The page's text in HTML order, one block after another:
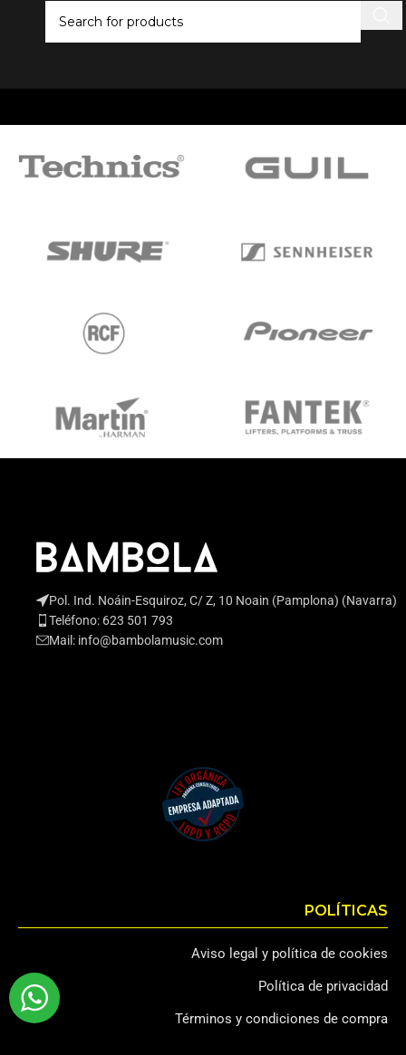
Pol. Ind. Noáin-Esquiroz, C/ Z, 10 Noain (Pamplona) (Navarra)
Teléfono: 623 501 793
Mail: info@bambolamusic.com
POLÍTICAS
Aviso legal y política de cookies
Política de privacidad
Términos y condiciones de compra